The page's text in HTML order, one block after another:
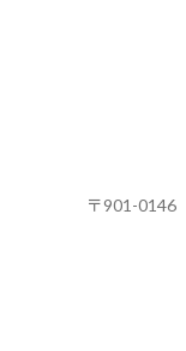
〒901-0146